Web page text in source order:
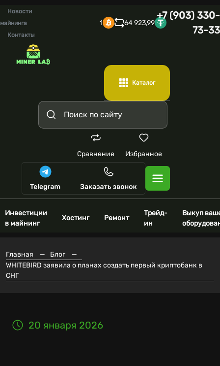
Новости
майнинга
Контакты
1 64 923,99
+7 (903) 330-
73-33
Каталог
Сравнение Избранное
Инвестиции
в майнинг
Хостинг Ремонт
Трейд-
ин
Выкуп
Главная — Блог
—
WHITEBIRD заявила о планах создать первый криптобанк в
СНГ
20 января 2026